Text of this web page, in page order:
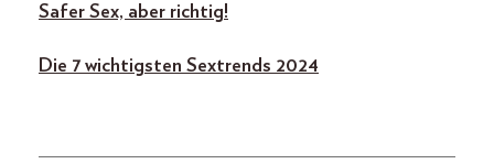
Safer Sex, aber richtig!
Die 7 wichtigsten Sextrends 2024